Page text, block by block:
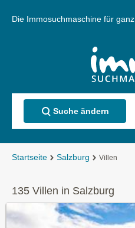
Die Immosuchmaschine für ganz
Suche ändern
Startseite Salzburg
Villen
135 Villen in Salzburg